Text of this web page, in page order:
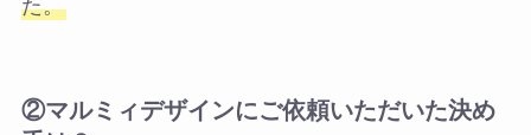
た。
②マルミィデザインにご依頼いただいた決め